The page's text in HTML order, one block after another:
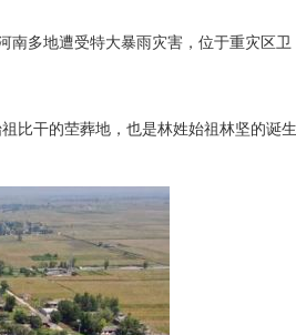
多地遭受特大暴雨灾害，位于重灾区卫
比干的茔葬地，也是林姓始祖林坚的诞生